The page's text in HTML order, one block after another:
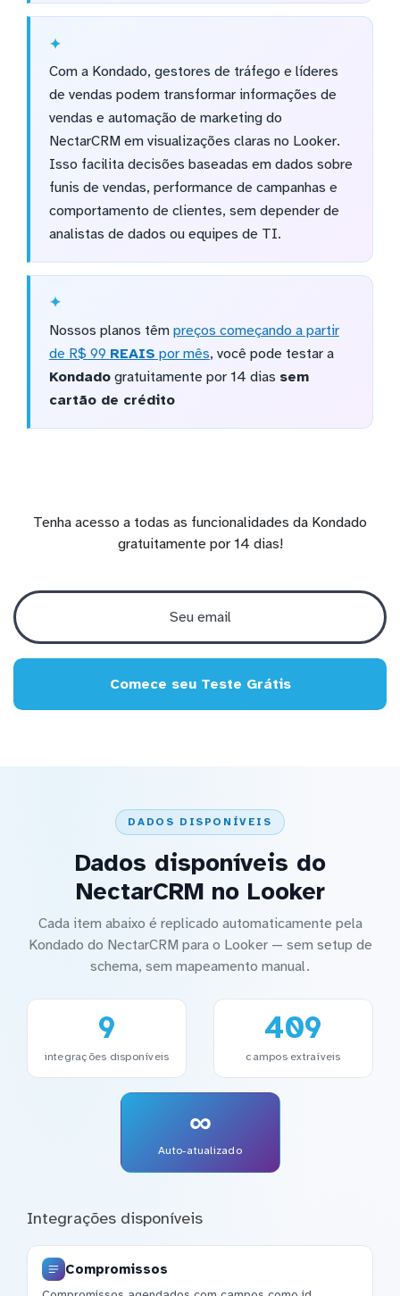
Com a Kondado, gestores de tráfego e líderes
de vendas podem transformar informações de
vendas e automação de marketing do
NectarCRM em visualizações claras no Looker.
Isso facilita decisões baseadas em dados sobre
funis de vendas, performance de campanhas e
comportamento de clientes, sem depender de
analistas de dados ou equipes de TI.
Nossos planos têm preços começando a partir
de R$ 99 REAIS por mês, você pode testar a
Kondadogratuitamente por 14 dias sem
cartão de crédito
Tenha acesso a todas as funcionalidades da Kondado
gratuitamente por 14 dias!
Comece seu Teste Grátis
DADOS DISPONÍVEIS
Dados disponíveis do
NectarCRM no Looker
Cada item abaixo é replicado automaticamente pela
Kondado do NectarCRM para o Looker — sem setup de
schema, sem mapeamento manual.
9
integrações disponíveis
409
campos extraíveis
∞
Auto-atualizado
Integrações disponíveis
Compromissos